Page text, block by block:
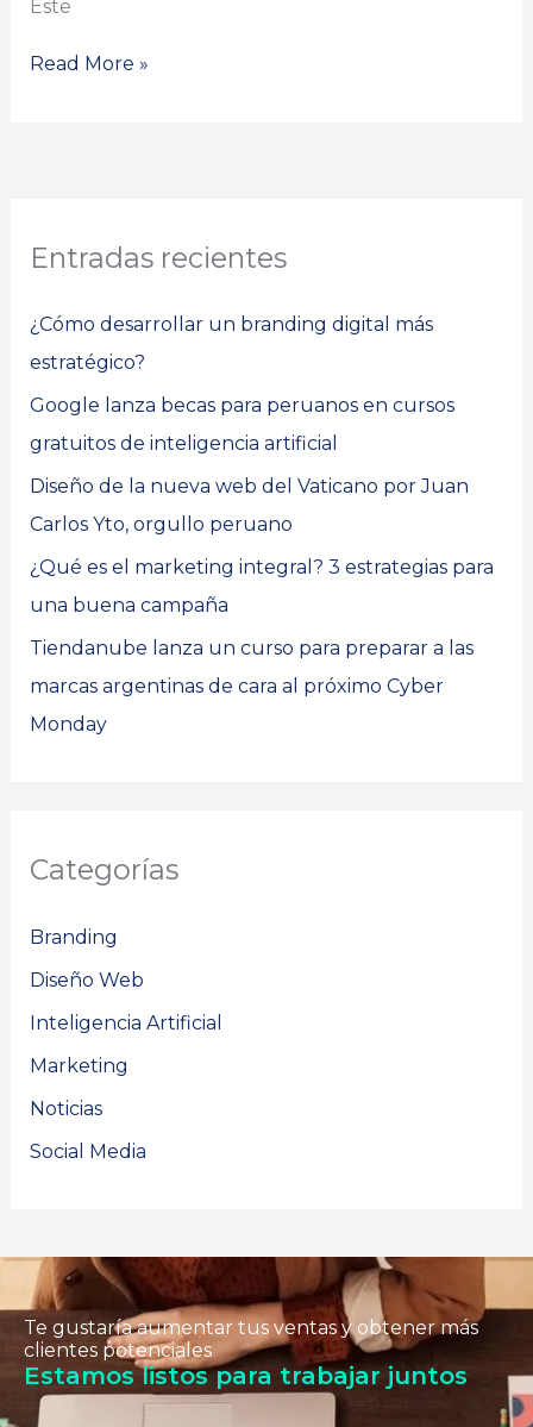
Este
Read More »
Entradas recientes
¿Cómo desarrollar un branding digital más
estratégico?
Google lanza becas para peruanos en cursos
gratuitos de inteligencia artificial
Diseño de la nueva web del Vaticano por Juan
Carlos Yto, orgullo peruano
¿Qué es el marketing integral? 3 estrategias para
una buena campaña
Tiendanube lanza un curso para preparar a las
marcas argentinas de cara al próximo Cyber
Monday
Categorías
Branding
Diseño Web
Inteligencia Artificial
Marketing
Noticias
Social Media
Te gustaría aumentar tus ventas y obtener más
clientes potenciales
Estamos listos para trabajar juntos